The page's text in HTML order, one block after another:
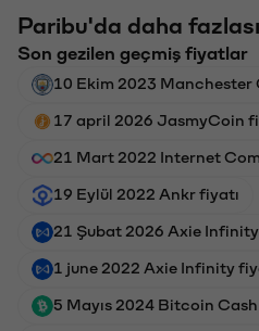
Paribu'da daha
Son gezilen geçmiş fiyatlar
10 Ekim 2023 Manchester
17 april 2026 JasmyCoin
21 Mart 2022 Internet
19 Eylül 2022 Ankr fiyatı
21 Şubat 2026 Axie
1 june 2022 Axie Infinity
5 Mayıs 2024 Bitcoin